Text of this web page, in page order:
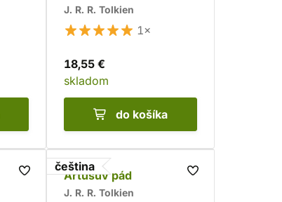
J. R. R. Tolkien
1×
18,55 €
skladom
do košíka
čeština
Artušův pád
J. R. R. Tolkien